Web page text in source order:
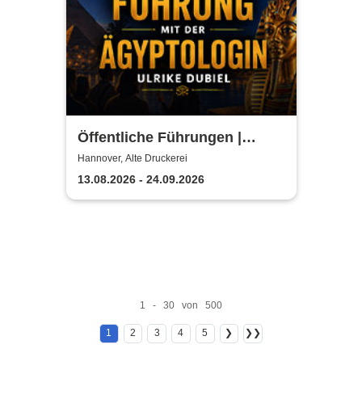
Öffentliche Führungen |
TUTANCHAMUN | Hannover -
Ein Immersives Abenteuer
Hannover, Alte Druckerei
13.08.2026 - 24.09.2026
1 - 30 von 500
1 2 3 4 5 ❯ ❯❯